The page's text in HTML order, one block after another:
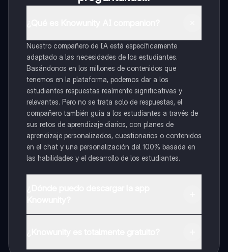
Nuestro compañero de IA está específicamente
adaptado a las necesidades de los estudiantes.
Basándonos en los millones de contenidos que
tenemos en la plataforma, podemos dar a los
estudiantes respuestas realmente significativas y
relevantes. Pero no se trata solo de respuestas, el
compañero también guía a los estudiantes a través de
sus retos de aprendizaje diarios, con planes de
aprendizaje personalizados, cuestionarios o contenidos
en el chat y una personalización del 100% basada en
las habilidades y el desarrollo de los estudiantes.